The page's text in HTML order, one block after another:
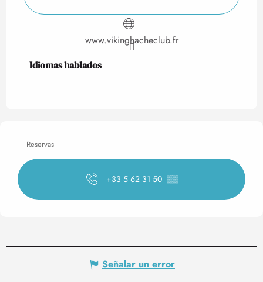
www.vikinghacheclub.fr
Idiomas hablados
Idiomas hablados
Reservas
+33 5 62 31 50 ▒▒
Señalar un error